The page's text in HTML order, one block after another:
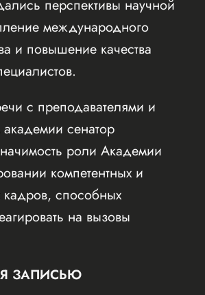
перспективы научной
международного
и повышение качества
с преподавателями и
академии сенатор
роли Академии
компетентных и
кадров, способных
на вызовы
ЗАПИСЬЮ